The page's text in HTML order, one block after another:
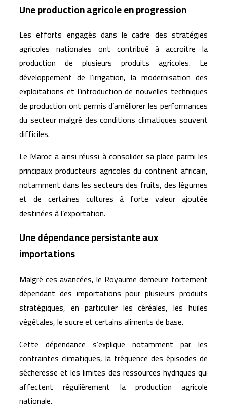
Une production agricole en progression
Les efforts engagés dans le cadre des stratégies
agricoles nationales ont contribué à accroître la
production de plusieurs produits agricoles. Le
développement de l’irrigation, la modernisation des
exploitations et l’introduction de nouvelles techniques
de production ont permis d’améliorer les performances
du secteur malgré des conditions climatiques souvent
difficiles.
Le Maroc a ainsi réussi à consolider sa place parmi les
principaux producteurs agricoles du continent africain,
notamment dans les secteurs des fruits, des légumes
et de certaines cultures à forte valeur ajoutée
destinées à l’exportation.
Une dépendance persistante aux
importations
Malgré ces avancées, le Royaume demeure fortement
dépendant des importations pour plusieurs produits
stratégiques, en particulier les céréales, les huiles
végétales, le sucre et certains aliments de base.
Cette dépendance s’explique notamment par les
contraintes climatiques, la fréquence des épisodes de
sécheresse et les limites des ressources hydriques qui
affectent régulièrement la production agricole
nationale.